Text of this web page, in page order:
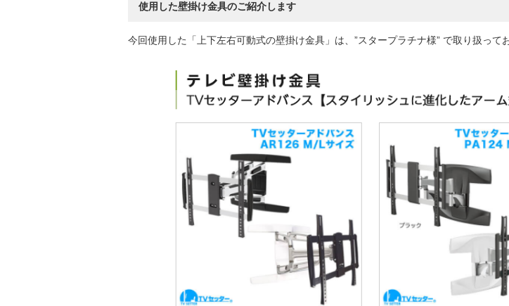
使用した壁掛け金具のご紹介します
今回使用した「上下左右可動式の壁掛け金具」は、”スタープラチナ様” で取り扱って